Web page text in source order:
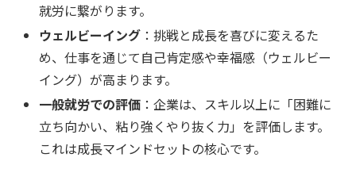
就労に繋がります。
ウェルビーイング ：挑戦と成長を喜びに変えるた
め、仕事を通じて自己肯定感や幸福感（ウェルビー
イング）が高まります。
一般就労での評価 ：企業は、スキル以上に「困難に
立ち向かい、粘り強くやり抜く力」を評価します。
これは成長マインドセットの核心です。